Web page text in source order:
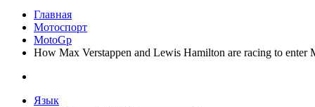
Главная
Мотоспорт
MotoGp
How Max Verstappen and Lewis Hamilton are racing to enter
Язык